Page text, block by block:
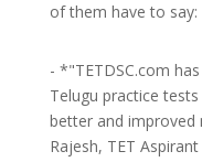
of them have to say:
- *"TETDSC.com
Telugu practice
better and improved
Rajesh, TET Aspirant